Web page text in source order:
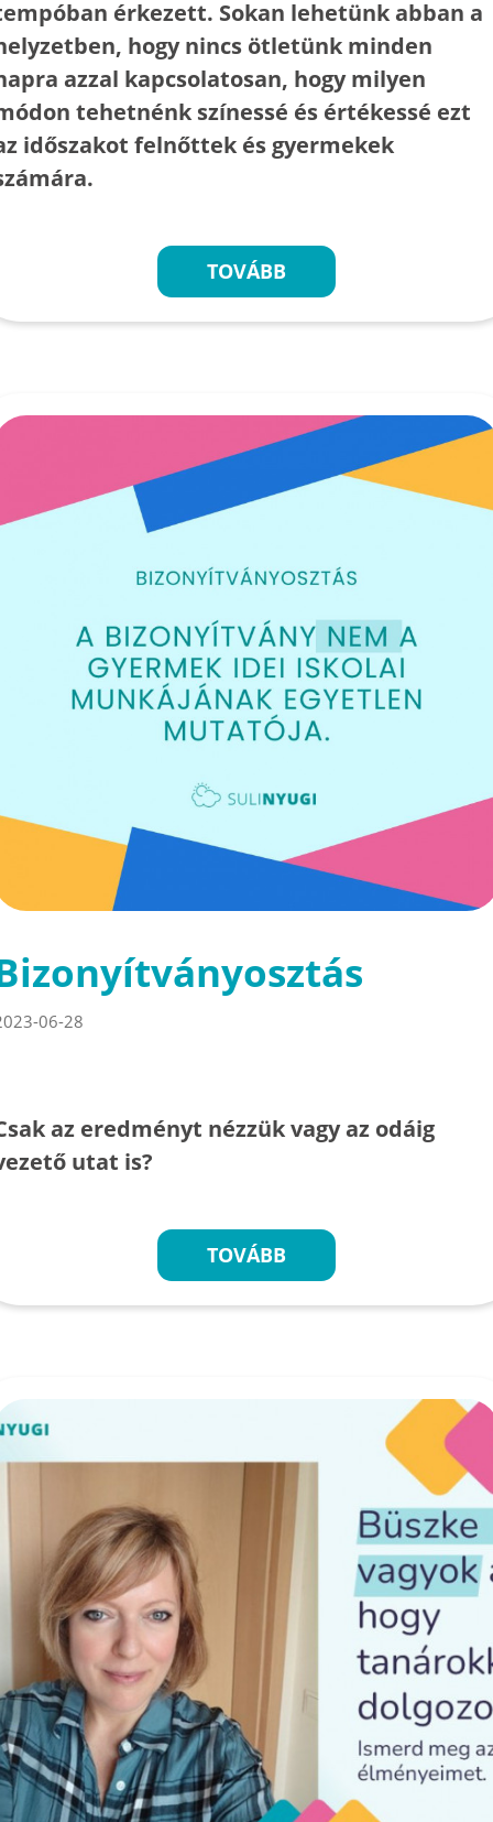
érkezett. Sokan lehetünk abban a
hogy nincs ötletünk minden
azzal kapcsolatosan, hogy milyen
tehetnénk színessé és értékessé ezt
időszakot felnőttek és gyermekek
TOVÁBB
06-28
az eredményt nézzük vagy az odáig
utat is?
TOVÁBB